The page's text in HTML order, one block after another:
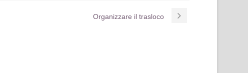
Organizzare il trasloco